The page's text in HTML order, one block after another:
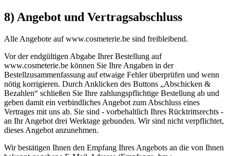
8) Angebot und Vertragsabschluss
Alle Angebote auf www.cosmeterie.be sind freibleibend.
Vor der endgültigen Abgabe Ihrer Bestellung auf
www.cosmeterie.be können Sie Ihre Angaben in der
Bestellzusammenfassung auf etwaige Fehler überprüfen und wenn
nötig korrigieren. Durch Anklicken des Buttons „Abschicken &
Bezahlen“ schließen Sie Ihre zahlungspflichtige Bestellung ab und
geben damit ein verbindliches Angebot zum Abschluss eines
Vertrages mit uns ab. Sie sind - vorbehaltlich Ihres Rücktrittsrechts -
an Ihr Angebot drei Werktage gebunden. Wir sind nicht verpflichtet,
dieses Angebot anzunehmen.
Wir bestätigen Ihnen den Empfang Ihres Angebots an die von Ihnen